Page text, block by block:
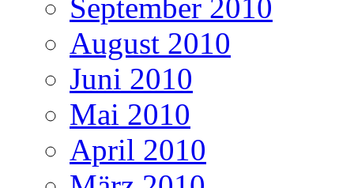
September 2010
August 2010
Juni 2010
Mai 2010
April 2010